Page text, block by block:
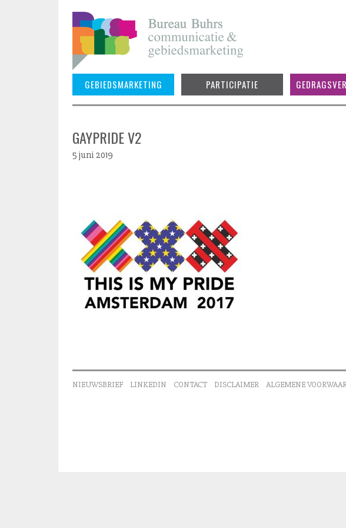
Skip
to
content
GEBIEDSMARKETING PARTICIPATIE
GAYPRIDE V2
5 juni 2019
NIEUWSBRIEF LINKEDIN CONTACT DISCLAIMER ALGEMENE